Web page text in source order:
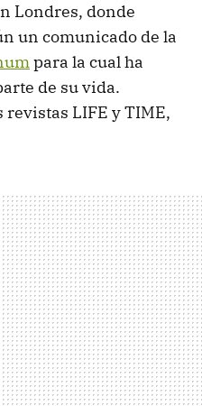
Londres, donde
un comunicado de la
para la cual ha
de su vida.
LIFE y TIME,